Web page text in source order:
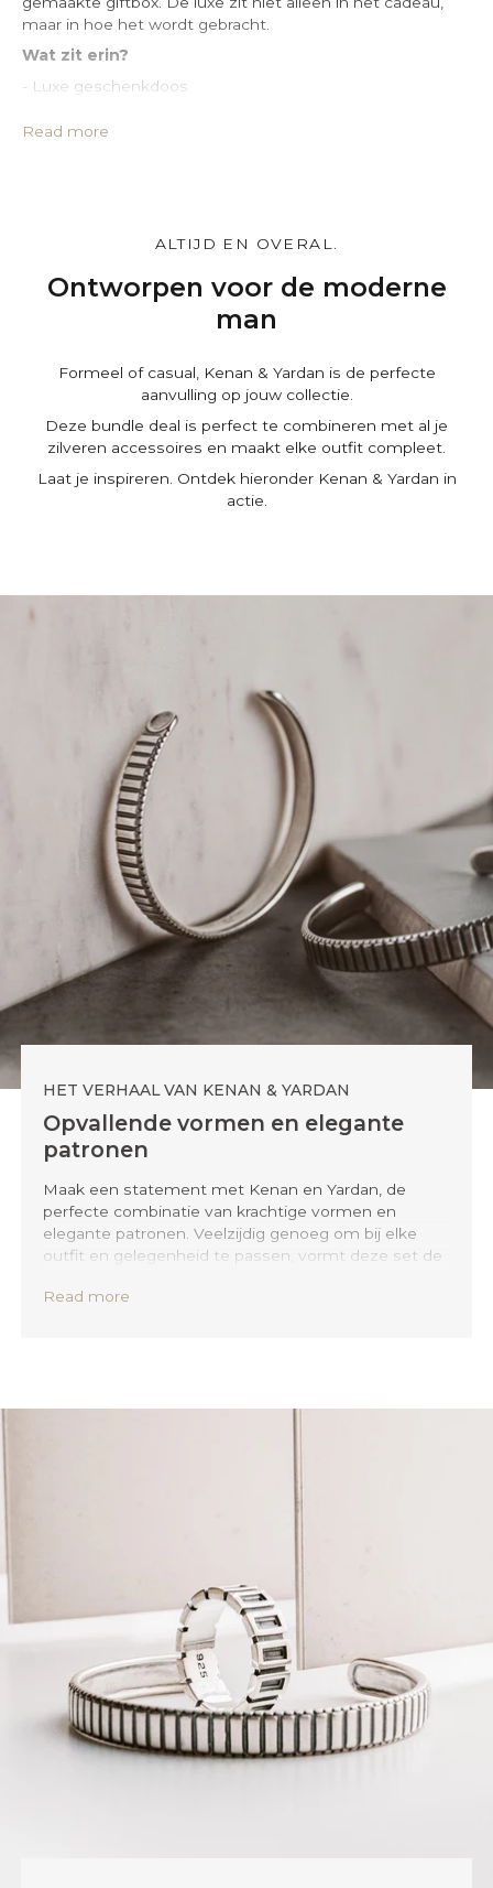
maar in hoe het wordt gebracht.
Wat zit erin?
- Luxe geschenkdoos
- Geïmpregneerde zilverpoetsdoek
persoonlijke boodschap toe op de winkelwagenpagina.
Read more
ALTIJD EN OVERAL.
Ontworpen voor de moderne
man
Formeel of casual, Kenan & Yardan is de perfecte
aanvulling op jouw collectie.
Deze bundle deal is perfect te combineren met al je
zilveren accessoires en maakt elke outfit compleet.
Laat je inspireren. Ontdek hieronder Kenan & Yardan in
actie.
HET VERHAAL VAN KENAN & YARDAN
Opvallende vormen en elegante
patronen
Maak een statement met Kenan en Yardan, de
perfecte combinatie van krachtige vormen en
elegante patronen. Veelzijdig genoeg om bij elke
outfit en gelegenheid te passen, vormt deze set de
Read more